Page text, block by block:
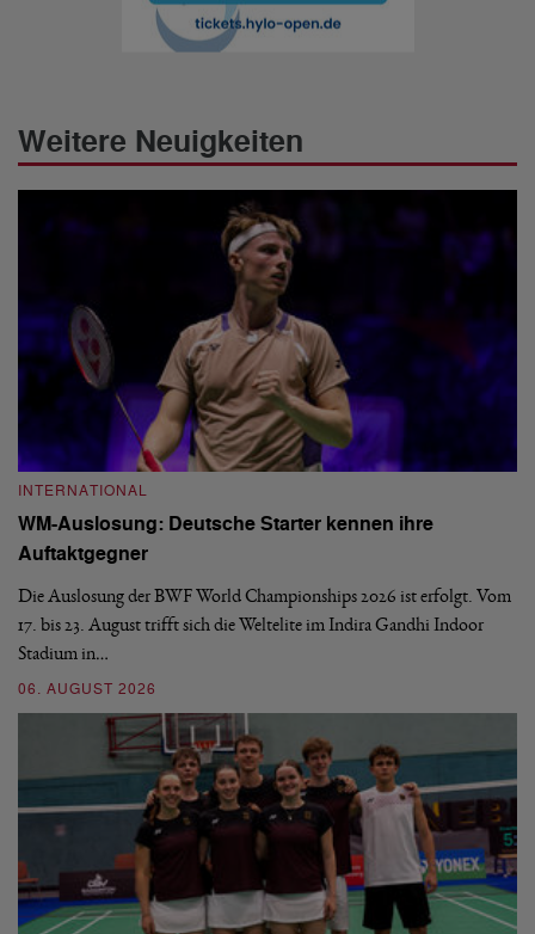
Weitere Neuigkeiten
INTERNATIONAL
WM-Auslosung: Deutsche Starter kennen ihre
Auftaktgegner
Die Auslosung der BWF World Championships 2026 ist erfolgt. Vom
17. bis 23. August trifft sich die Weltelite im Indira Gandhi Indoor
Stadium in…
06. AUGUST 2026